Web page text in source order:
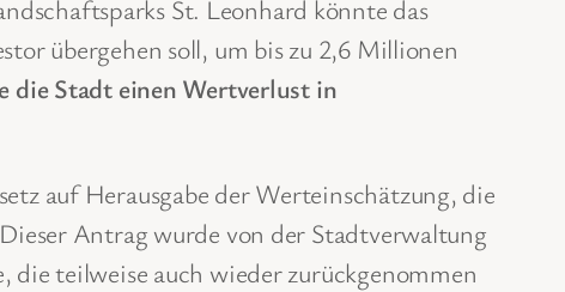
St. Leonhard könnte das
übergehen soll, um bis zu 2,6 Millionen
die Stadt einen Wertverlust in
auf Herausgabe der Werteinschätzung, die
Antrag wurde von der Stadtverwaltung
teilweise auch wieder zurückgenommen